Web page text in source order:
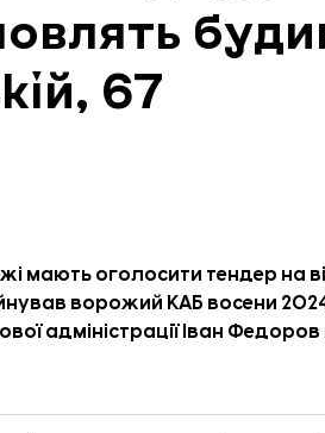
67
мають оголосити тендер на
ворожий КАБ восени
адміністрації Іван